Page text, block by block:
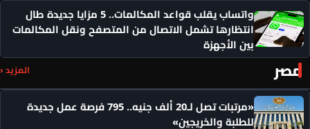
واتساب يقلب قواعد المكالمات.. 5 مزايا جديدة طال
انتظارها تشمل الاتصال من المتصفح ونقل المكالمات
بين الأجهزة
مصر المزيد ‹
«مرتبات تصل لـ20 ألف جنيه.. 795 فرصة عمل جديدة
للطلبة والخريجين»